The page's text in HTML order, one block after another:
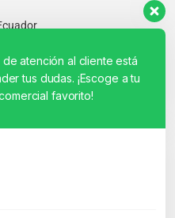
atención al cliente está
tus dudas. ¡Escoge a tu
favorito!